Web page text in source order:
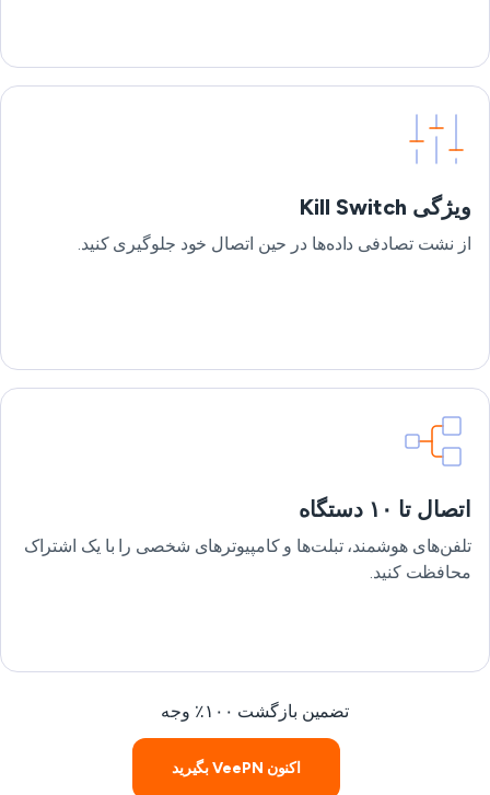
ویژگی Kill Switch
از نشت تصادفی داده‌ها در حین اتصال خود جلوگیری کنید.
اتصال تا ۱۰ دستگاه
تلفن‌های هوشمند، تبلت‌ها و کامپیوترهای شخصی را با یک اشتراک
محافظت کنید.
تضمین بازگشت ۱۰۰٪ وجه
اکنون VeePN بگیرید